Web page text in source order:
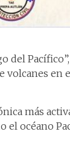
del
en
más
océano